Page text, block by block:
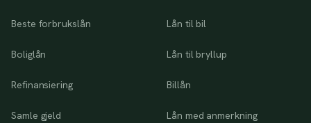
Beste forbrukslån
Boliglån
Refinansiering
Samle gjeld
Lån til bil
Lån til bryllup
Billån
Lån med anmerkning